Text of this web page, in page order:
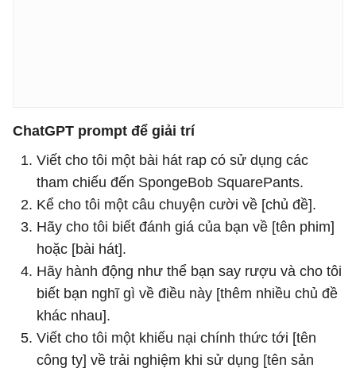
ChatGPT prompt để giải trí
Viết cho tôi một bài hát rap có sử dụng các
tham chiếu đến SpongeBob SquarePants.
Kể cho tôi một câu chuyện cười về [chủ đề].
Hãy cho tôi biết đánh giá của bạn về [tên phim]
hoặc [bài hát].
Hãy hành động như thể bạn say rượu và cho tôi
biết bạn nghĩ gì về điều này [thêm nhiều chủ đề
khác nhau].
Viết cho tôi một khiếu nại chính thức tới [tên
công ty] về trải nghiệm khi sử dụng [tên sản